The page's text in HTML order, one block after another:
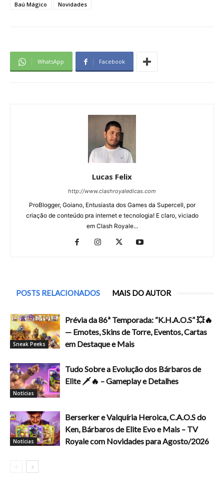
Baú Mágico
Novidades
WhatsApp Facebook
Lucas Felix
http://www.clashroyaledicas.com
ProBlogger, Goiano, Entusiasta dos Games da Supercell, por
criação de conteúdo pra internet e tecnologia! E claro, viciado
em Clash Royale...
POSTS RELACIONADOS MAIS DO AUTOR
Sneak Peeks
Prévia da 86ª Temporada: “K.H.A.O.S” 💥🔥
— Emotes, Skins de Torre, Eventos, Cartas
em Destaque e Mais
Notícias
Tudo Sobre a Evolução dos Bárbaros de
Elite 🗡️🔥 – Gameplay e Detalhes
Notícias
Berserker e Valquíria Heroica, C.A.O.S do
Ken, Bárbaros de Elite Evo e Mais – TV
Royale com Novidades para Agosto/2026